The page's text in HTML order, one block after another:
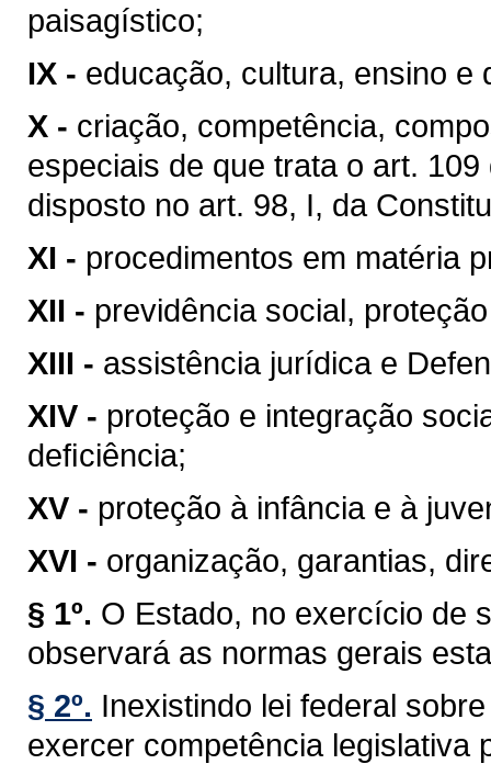
paisagístico;
IX - educação, cultura, ensino e
X - criação, competência,
especiais de que trata o art.
disposto no art. 98, I, da
XI - procedimentos em matéria
XII - previdência social,
XIII - assistência jurídica e
XIV - proteção e integração
deﬁciência;
XV - proteção à infância e à
XVI - organização, garantias,
§ 1º. O Estado, no exercício de
observará as normas gerais
§ 2º. Inexistindo lei federal
exercer competência legislativa